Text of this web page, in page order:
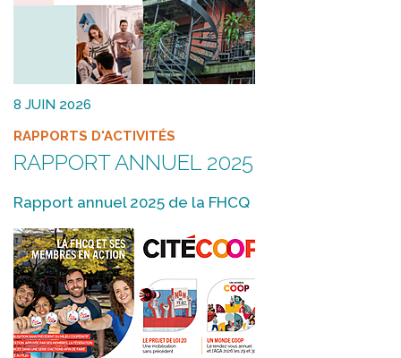
8 JUIN 2026
RAPPORTS D'ACTIVITÉS
RAPPORT ANNUEL 2025
Rapport annuel 2025 de la FHCQ